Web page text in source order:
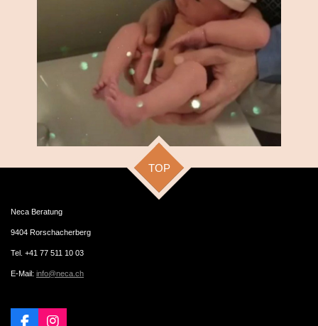
TOP
Neca Beratung
9404 Rorschacherberg
Tel. +41 77 511 10 03
E-Mail: info@neca.ch